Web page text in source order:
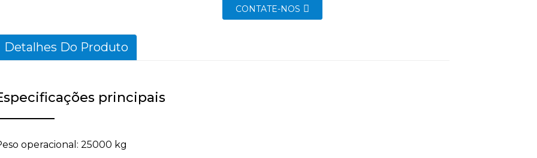
CONTATE-NOS
Detalhes Do Produto
principais
operacional: 25000 kg